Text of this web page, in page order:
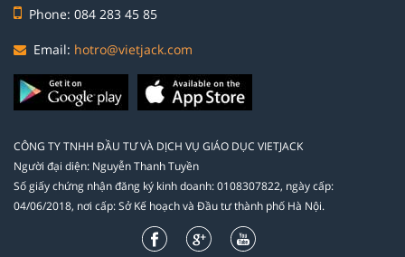
Phone: 084 283 45 85
Email: hotro@vietjack.com
CÔNG TY TNHH ĐẦU TƯ VÀ DỊCH VỤ GIÁO DỤC VIETJACK
Người đại diện: Nguyễn Thanh Tuyền
Số giấy chứng nhận đăng ký kinh doanh: 0108307822, ngày cấp:
04/06/2018, nơi cấp: Sở Kế hoạch và Đầu tư thành phố Hà Nội.